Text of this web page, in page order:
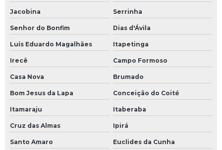
Jacobina Serrinha
Senhor do Bonfim Dias d'Ávila
Luís Eduardo Magalhães Itapetinga
Irecê Campo Formoso
Casa Nova Brumado
Bom Jesus da Lapa Conceição do Coité
Itamaraju Itaberaba
Cruz das Almas Ipirá
Santo Amaro
Euclides da Cunha